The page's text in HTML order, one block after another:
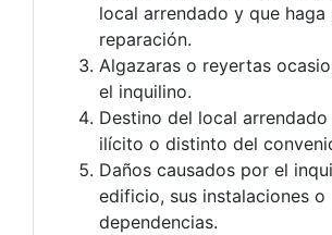
local arrendado y que haga
reparación.
Algazaras o reyertas
el inquilino.
Destino del local
ilícito o distinto del
Daños causados por el
edificio, sus instalaciones o
dependencias.